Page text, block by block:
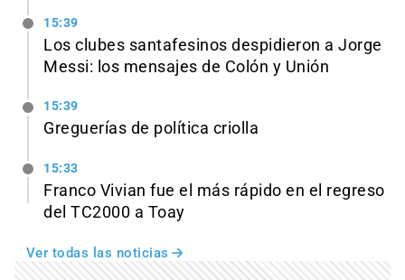
15:39
Los clubes santafesinos despidieron a Jorge
Messi: los mensajes de Colón y Unión
15:39
Greguerías de política criolla
15:33
Franco Vivian fue el más rápido en el regreso
del TC2000 a Toay
Ver todas las noticias